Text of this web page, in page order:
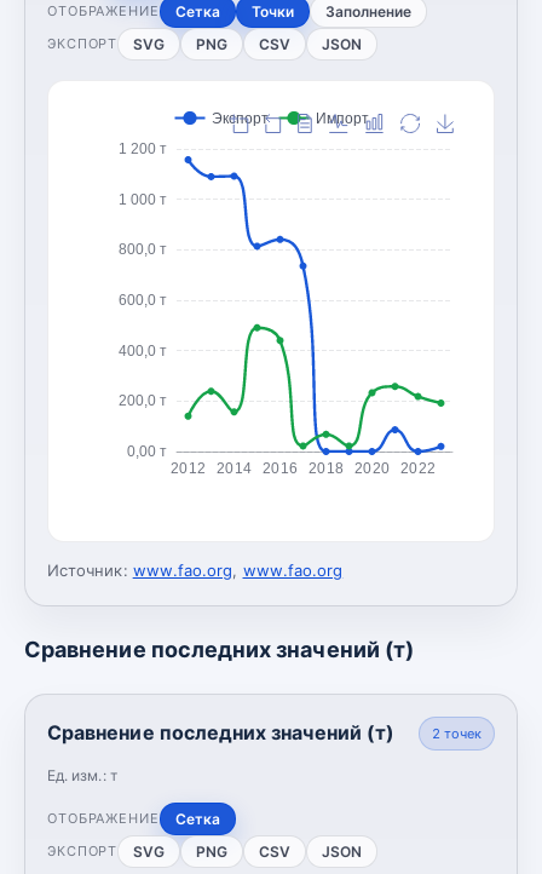
ОТОБРАЖЕНИЕ Сетка Точки Заполнение
ЭКСПОРТ SVG PNG CSV JSON
0,00 т
200,0 т
400,0 т
600,0 т
800,0 т
1 000 т
1 200 т
2012 2014 2016 2018 2020 2022
Экспорт Импорт
Источник: www.fao.org, www.fao.org
Сравнение последних значений (т)
Сравнение последних значений (т)
Ед. изм.: т
2 точек
ОТОБРАЖЕНИЕ Сетка
ЭКСПОРТ SVG PNG CSV JSON